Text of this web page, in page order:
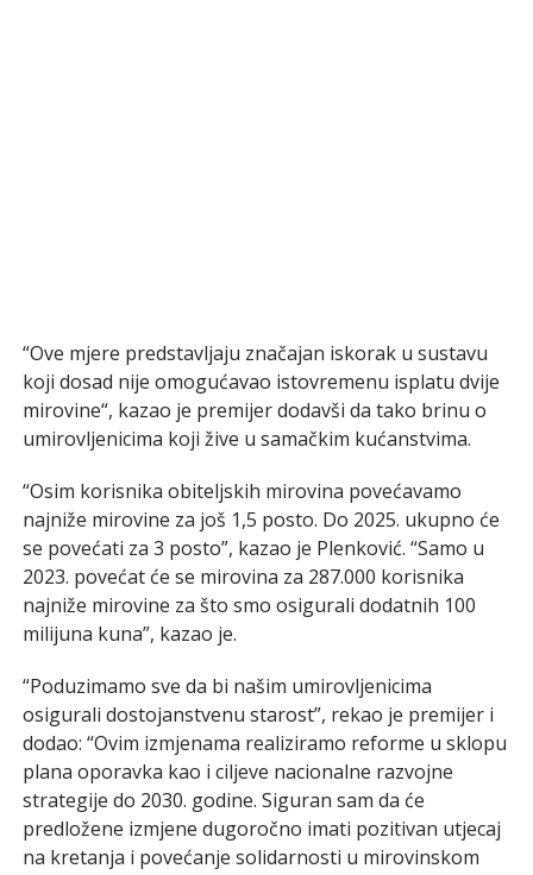
“Ove mjere predstavljaju značajan iskorak u sustavu
koji dosad nije omogućavao istovremenu isplatu dvije
mirovine“, kazao je premijer dodavši da tako brinu o
umirovljenicima koji žive u samačkim kućanstvima.
“Osim korisnika obiteljskih mirovina povećavamo
najniže mirovine za još 1,5 posto. Do 2025. ukupno će
se povećati za 3 posto”, kazao je Plenković. “Samo u
2023. povećat će se mirovina za 287.000 korisnika
najniže mirovine za što smo osigurali dodatnih 100
milijuna kuna”, kazao je.
“Poduzimamo sve da bi našim umirovljenicima
osigurali dostojanstvenu starost”, rekao je premijer i
dodao: “Ovim izmjenama realiziramo reforme u sklopu
plana oporavka kao i ciljeve nacionalne razvojne
strategije do 2030. godine. Siguran sam da će
predložene izmjene dugoročno imati pozitivan utjecaj
na kretanja i povećanje solidarnosti u mirovinskom